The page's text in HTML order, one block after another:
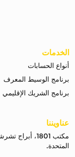
الخدمات
أنواع الحسابات
برنامج الوسيط المعرف
برنامج الشريك الإقليمي
عناويننا
مكتب 1801،
المتحدة.